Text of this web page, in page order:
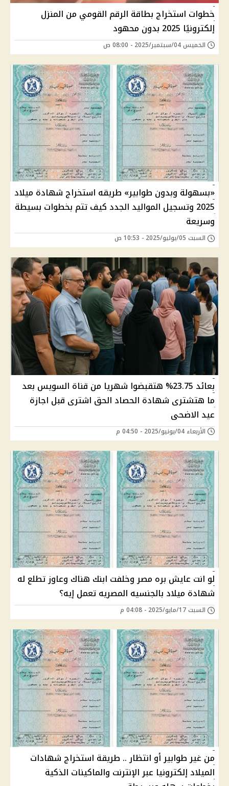
خطوات استخراج بطاقة الرقم القومي من المنزل
إلكترونيًا 2025 بدون محهود
الخميس 04/سبتمبر/2025 - 08:00 ص
«بسهولة وبدون طوابير» طريقه استخراج شهادة ميلاد
2025 وتسجيل المواليد الجدد كيف تتم بخطوات بسيطة
وسريعة
السبت 05/يوليو/2025 - 10:53 ص
بعائد 23.75%؜ هتقبضوا شهريا من قناة السويس بعد
ما هتشترى شهادة الحصاد الحق اشترى قبل اجازة
عيد الاضحى
الأربعاء 04/يونيو/2025 - 04:50 م
لو انت عايش بره مصر وخلفت ابنك هناك وعاوز تطلع له
شهادة ميلاد بالجنسيه المصريه تعمل إيه؟
السبت 17/مايو/2025 - 04:08 م
من غير طوابير أو انتظار .. طريقة استخراج شهادات
الميلاد إلكترونيا عبر الإنترنت والماكينات الذكية